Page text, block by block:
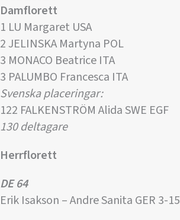
Damflorett
1 LU Margaret USA
2 JELINSKA Martyna POL
3 MONACO Beatrice ITA
3 PALUMBO Francesca ITA
Svenska placeringar:
122 FALKENSTRÖM Alida SWE EGF
130 deltagare
Herrflorett
DE 64
Erik Isakson – Andre Sanita GER 3-15